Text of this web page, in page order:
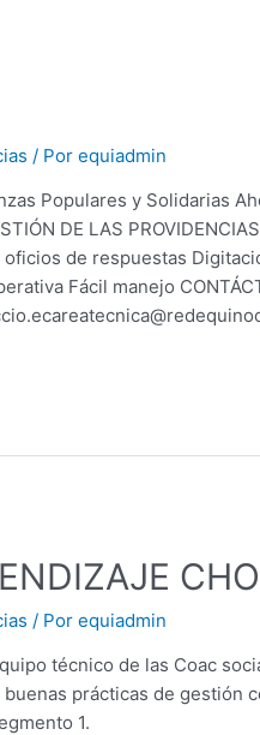
/ Porequiadmin
Populares y Solidarias
DE LAS
de respuestas
Fácil manejo
/ Porequiadmin
técnico de las Coac
prácticas de gestión
1.